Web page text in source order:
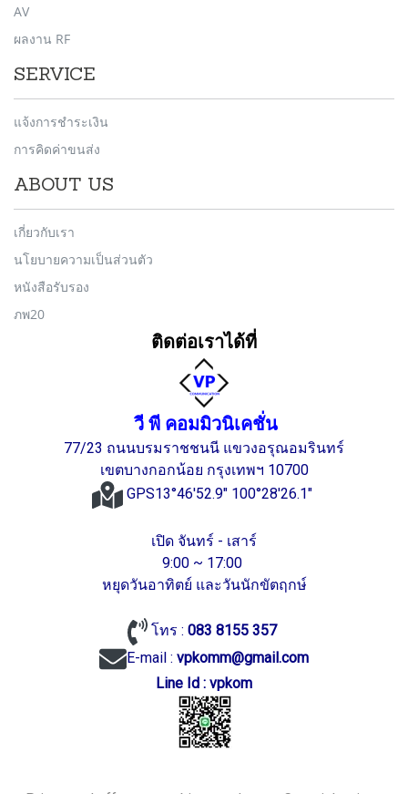
AV
ผลงาน RF
SERVICE
แจ้งการชำระเงิน
การคิดค่าขนส่ง
ABOUT US
เกี่ยวกับเรา
นโยบายความเป็นส่วนตัว
หนังสือรับรอง
ภพ20
ติดต่อเราได้ที่
วี พี คอมมิวนิเคชั่น
77/23 ถนนบรมราชชนนี แขวงอรุณอมรินทร์
เขตบางกอกน้อย กรุงเทพฯ 10700
GPS13°46'52.9" 100°28'26.1"
เปิด จันทร์ - เสาร์
9:00 ~ 17:00
หยุดวันอาทิตย์ และวันนักขัตฤกษ์
โทร :083 8155 357
E-mail : vpkomm@gmail.com
Line Id : vpkom